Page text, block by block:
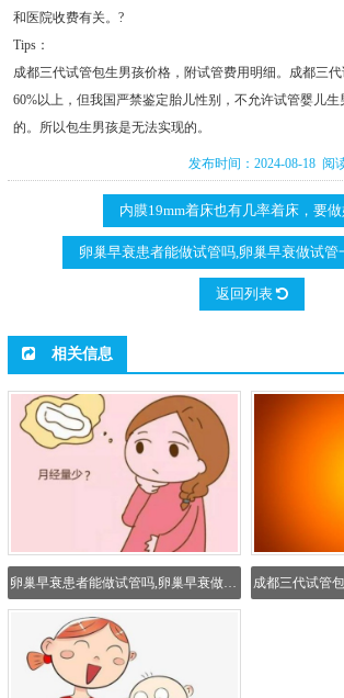
和医院收费有关。?
Tips：
成都三代试管包生男孩价格，附试管费用明细。成都三
60%以上，但我国严禁鉴定胎儿性别，不允许试管婴儿
的。所以包生男孩是无法实现的。
发布时间：2024-08-18 阅
内膜19mm着床也有几率着床，要
卵巢早衰患者能做试管吗,卵巢早衰做试管
返回列表
相关信息